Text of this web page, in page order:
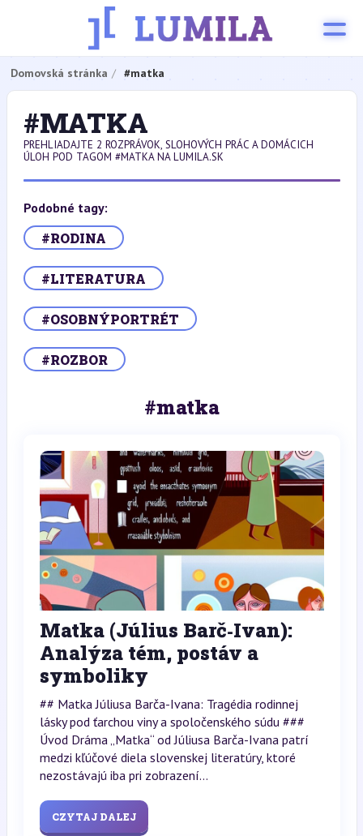
Domovská stránka #matka
#MATKA
PREHLIADAJTE 2 ROZPRÁVOK, SLOHOVÝCH PRÁC A DOMÁCICH
ÚLOH POD TAGOM #MATKA NA LUMILA.SK
Podobné tagy:
#RODINA
#LITERATURA
#OSOBNÝPORTRÉT
#ROZBOR
#matka
Matka (Július Barč‑Ivan):
Analýza tém, postáv a
symboliky
## Matka Júliusa Barča-Ivana: Tragédia rodinnej
lásky pod ťarchou viny a spoločenského súdu ###
Úvod Dráma „Matka“ od Júliusa Barča-Ivana patrí
medzi kľúčové diela slovenskej literatúry, ktoré
nezostávajú iba pri zobrazení...
CZYTAJ DALEJ